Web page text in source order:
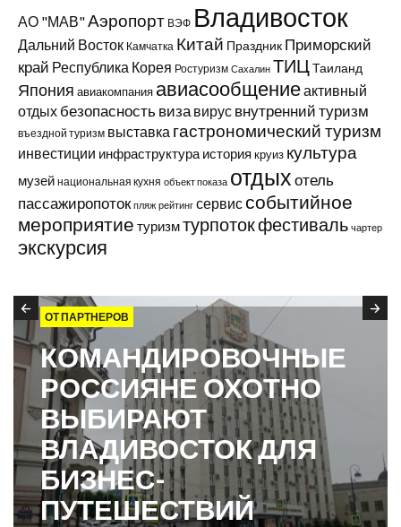
АО "МАВ"Аэропорт ВЭФ Владивосток
Дальний Восток Камчатка Китай Праздник Приморский
край Республика Корея Ростуризм Сахалин ТИЦТаиланд
Япония авиакомпания авиасообщениеактивный
отдых безопасность виза вирус внутренний туризм
въездной туризм выставка гастрономический туризм
инвестиции инфраструктура история круиз культура
музей национальная кухня объект показа отдыхотель
пассажиропоток пляж рейтинг сервис событийное
мероприятие туризмтурпотокфестиваль чартер
экскурсия
ОТ ПАРТНЕРОВ
КОМАНДИРОВОЧНЫЕ
РОССИЯНЕ ОХОТНО
ВЫБИРАЮТ
ВЛАДИВОСТОК ДЛЯ
БИЗНЕС-
ПУТЕШЕСТВИЙ